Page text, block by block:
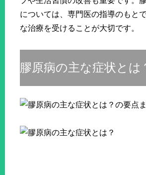
については、専門医の指導のもと
な治療を受けることが大切です。
膠原病の主な症状とは